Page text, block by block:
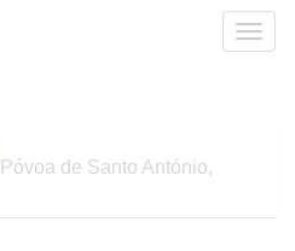
de Santo António,